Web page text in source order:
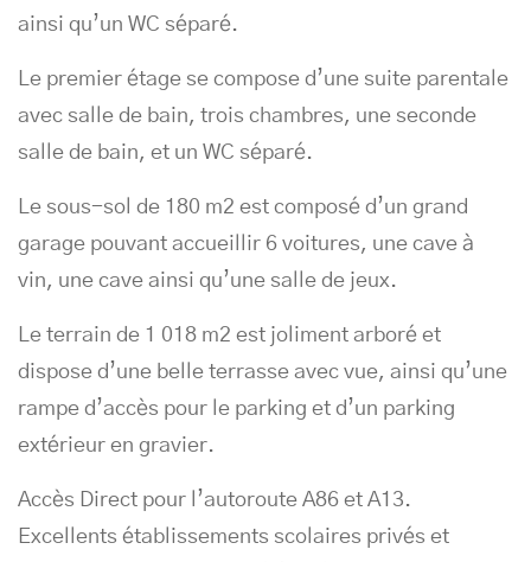
ainsi qu’un WC séparé.
Le premier étage se compose d’une suite parentale
avec salle de bain, trois chambres, une seconde
salle de bain, et un WC séparé.
Le sous-sol de 180 m2 est composé d’un grand
garage pouvant accueillir 6 voitures, une cave à
vin, une cave ainsi qu’une salle de jeux.
Le terrain de 1 018 m2 est joliment arboré et
dispose d’une belle terrasse avec vue, ainsi qu’une
rampe d’accès pour le parking et d’un parking
extérieur en gravier.
Accès Direct pour l’autoroute A86 et A13.
Excellents établissements scolaires privés et